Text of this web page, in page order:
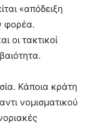
«απόδειξη
φορέα.
οι τακτικοί
Κάποια κράτη
νομισματικού